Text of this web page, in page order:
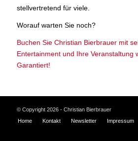
stellvertretend für viele.
Worauf warten Sie noch?
Buchen Sie Christian Bierbrauer mit
Entertainment und Ihre Veranstaltung
Garantiert!
© Copyright 2026 - Christian Bierbrauer
Home
Kontakt Newsletter Impressum